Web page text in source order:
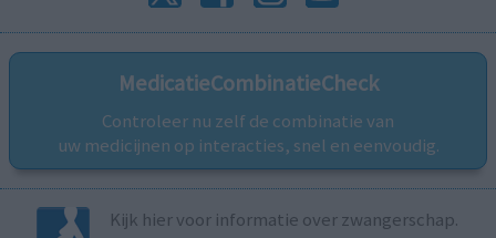
MedicatieCombinatieCheck
Controleer nu zelf de combinatie van
uw medicijnen op interacties, snel en eenvoudig.
Kijk hier voor informatie over zwangerschap.